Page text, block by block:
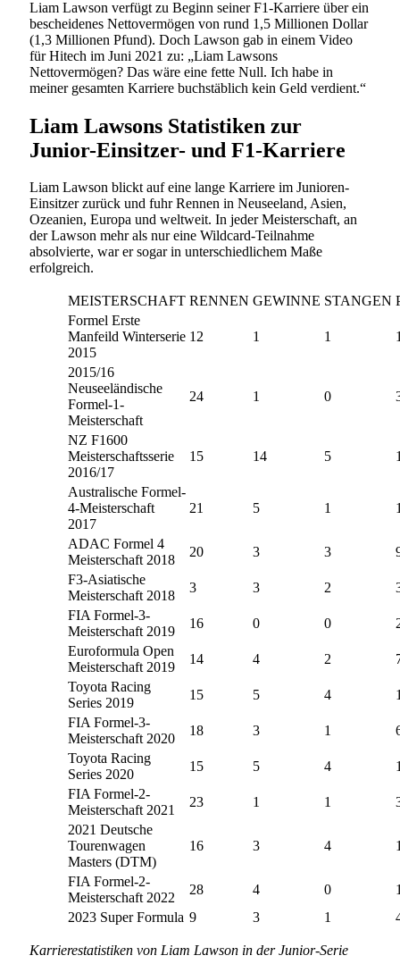
Liam Lawson verfügt zu Beginn seiner F1-Karriere über ein
bescheidenes Nettovermögen von rund 1,5 Millionen Dollar
(1,3 Millionen Pfund). Doch Lawson gab in einem Video
für Hitech im Juni 2021 zu: „Liam Lawsons
Nettovermögen? Das wäre eine fette Null. Ich habe in
meiner gesamten Karriere buchstäblich kein Geld verdient.“
Liam Lawsons Statistiken zur
Junior-Einsitzer- und F1-Karriere
Liam Lawson blickt auf eine lange Karriere im Junioren-
Einsitzer zurück und fuhr Rennen in Neuseeland, Asien,
Ozeanien, Europa und weltweit. In jeder Meisterschaft, an
der Lawson mehr als nur eine Wildcard-Teilnahme
absolvierte, war er sogar in unterschiedlichem Maße
erfolgreich.
MEISTERSCHAFT RENNEN GEWINNE STANGEN
Formel Erste
Manfeild Winterserie
2015
12 1 1
2015/16
Neuseeländische
Formel-1-
Meisterschaft
24 1 0
NZ F1600
Meisterschaftsserie
2016/17
15 14 5
Australische Formel-
4-Meisterschaft
2017
21 5 1
ADAC Formel 4
Meisterschaft 2018
20 3 3
F3-Asiatische
Meisterschaft 2018
3 3 2
FIA Formel-3-
Meisterschaft 2019
16 0 0
Euroformula Open
Meisterschaft 2019
14 4 2
Toyota Racing
Series 2019
15 5 4
FIA Formel-3-
Meisterschaft 2020
18 3 1
Toyota Racing
Series 2020
15 5 4
FIA Formel-2-
Meisterschaft 2021
23 1 1
2021 Deutsche
Tourenwagen
Masters (DTM)
16 3 4
FIA Formel-2-
Meisterschaft 2022
28 4 0
2023 Super Formula 9 3 1
Karrierestatistiken von Liam Lawson in der Junior-Serie